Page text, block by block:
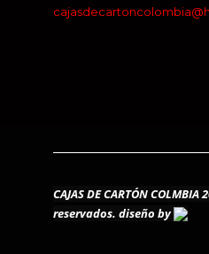
CAJAS DE CARTÓN
reservados. diseño by